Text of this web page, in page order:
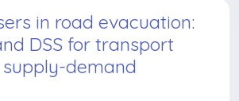
in road evacuation:
DSS for transport
demand